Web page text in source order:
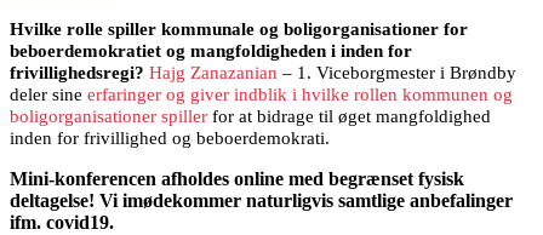
Hvilke rolle spiller kommunale og boligorganisationer for
beboerdemokratiet og mangfoldigheden i inden for
frivillighedsregi? Hajg Zanazanian – 1. Viceborgmester i Brøndby
deler sine erfaringer og giver indblik i hvilke rollen kommunen og
boligorganisationer spiller for at bidrage til øget mangfoldighed
inden for frivillighed og beboerdemokrati.
Mini-konferencen afholdes online med begrænset fysisk
deltagelse! Vi imødekommer naturligvis samtlige anbefalinger
ifm. covid19.